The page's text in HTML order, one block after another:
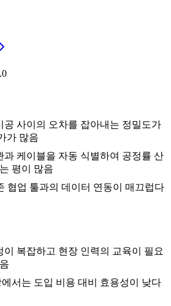
공 사이의 오차를 잡아내는 정밀도가
가 많음
과 케이블을 자동 식별하여 공정률 산
평이 많음
협업 툴과의 데이터 연동이 매끄럽다
이 복잡하고 현장 인력의 교육이 필요
서는 도입 비용 대비 효용성이 낮다